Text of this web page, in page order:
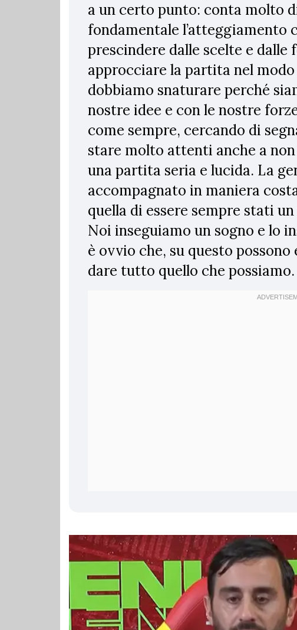
a un certo punto: conta molto
fondamentale l’atteggiamento
prescindere dalle scelte e dalle
approcciare la partita nel
dobbiamo snaturare perché
nostre idee e con le nostre
come sempre, cercando di
stare molto attenti anche a
una partita seria e lucida. La
accompagnato in maniera
quella di essere sempre stati
Noi inseguiamo un sogno e lo
è ovvio che, su questo
dare tutto quello che possiamo.